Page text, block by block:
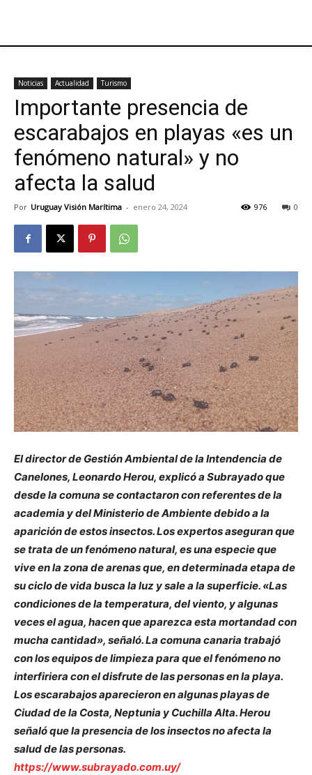
Noticias Actualidad Turismo
Importante presencia de
escarabajos en playas «es un
fenómeno natural» y no
afecta la salud
Por Uruguay Visión Marítima - enero 24, 2024 0
976
El director de Gestión Ambiental de la Intendencia de
Canelones, Leonardo Herou, explicó a Subrayado que
desde la comuna se contactaron con referentes de la
academia y del Ministerio de Ambiente debido a la
aparición de estos insectos. Los expertos aseguran que
se trata de un fenómeno natural, es una especie que
vive en la zona de arenas que, en determinada etapa de
su ciclo de vida busca la luz y sale a la superficie. «Las
condiciones de la temperatura, del viento, y algunas
veces el agua, hacen que aparezca esta mortandad con
mucha cantidad», señaló. La comuna canaria trabajó
con los equipos de limpieza para que el fenómeno no
interfiriera con el disfrute de las personas en la playa.
Los escarabajos aparecieron en algunas playas de
Ciudad de la Costa, Neptunia y Cuchilla Alta. Herou
señaló que la presencia de los insectos no afecta la
salud de las personas.
https://www.subrayado.com.uy/